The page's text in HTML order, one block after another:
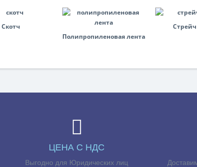
Скотч
Полипропиленовая лента
ЦЕНА С НДС
Выгодно для Юридических лиц